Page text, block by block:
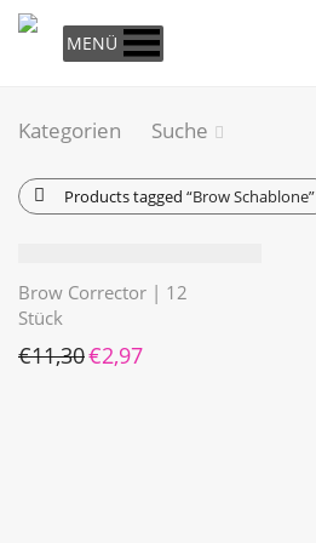
MENÜ
Kategorien Suche
Products tagged “Brow Schablone”
Brow Corrector | 12
Stück
€11,30 Ursprünglicher Preis war: €11,30
€2,97Aktueller Preis ist: €2,97.